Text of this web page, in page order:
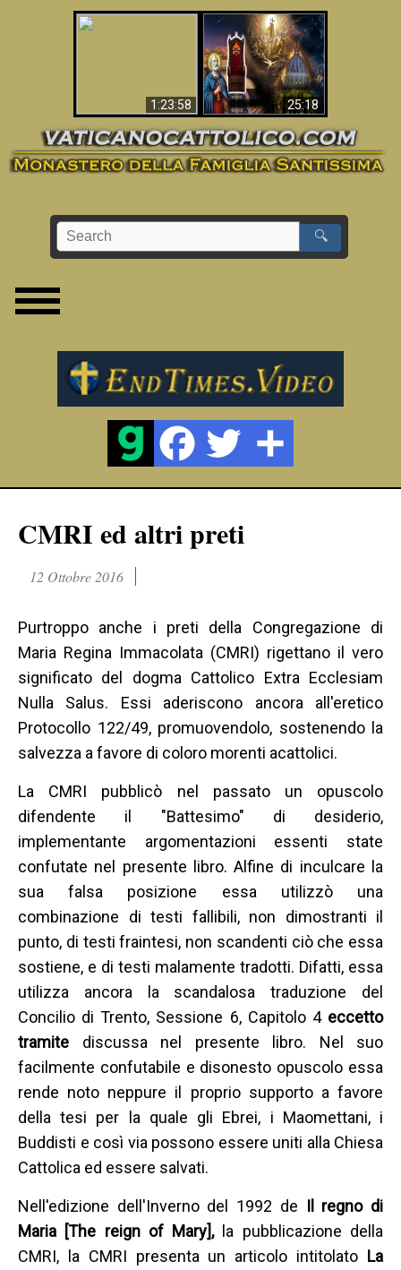
1:23:58 25:18
La Bibbia ha previsto
70 anni senza Papa?
🔍
CMRI ed altri preti
12 Ottobre 2016
Purtroppo anche i preti della Congregazione di
Maria Regina Immacolata (CMRI) rigettano il vero
significato del dogma Cattolico Extra Ecclesiam
Nulla Salus. Essi aderiscono ancora all'eretico
Protocollo 122/49, promuovendolo, sostenendo la
salvezza a favore di coloro morenti acattolici.
La CMRI pubblicò nel passato un opuscolo
difendente il "Battesimo" di desiderio,
implementante argomentazioni essenti state
confutate nel presente libro. Alfine di inculcare la
sua falsa posizione essa utilizzò una
combinazione di testi fallibili, non dimostranti il
punto, di testi fraintesi, non scandenti ciò che essa
sostiene, e di testi malamente tradotti. Difatti, essa
utilizza ancora la scandalosa traduzione del
Concilio di Trento, Sessione 6, Capitolo 4 eccetto
tramite discussa nel presente libro. Nel suo
facilmente confutabile e disonesto opuscolo essa
rende noto neppure il proprio supporto a favore
della tesi per la quale gli Ebrei, i Maomettani, i
Buddisti e così via possono essere uniti alla Chiesa
Cattolica ed essere salvati.
Nell'edizione dell'Inverno del 1992 de Il regno di
Maria [The reign of Mary], la pubblicazione della
CMRI, la CMRI presenta un articolo intitolato La